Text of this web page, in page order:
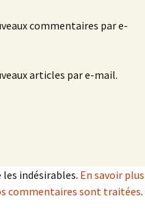
commentaires par e-
articles par e-mail.
indésirables. En savoir plus
commentaires sont traitées.